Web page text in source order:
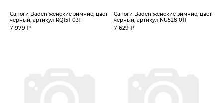
Сапоги Baden женские зимние, цвет
черный, артикул RQ151-031
7 979 ₽
Сапоги Baden женские зимние, цвет
черный, артикул NU528-011
7 629 ₽